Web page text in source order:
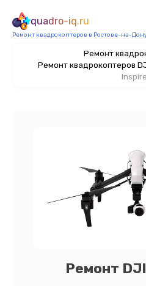
quadro-iq.ru
Ремонт квадрокоптеров в Ростове-на-
Ремонт
Ремонт квадрокоптеров
Ремонт